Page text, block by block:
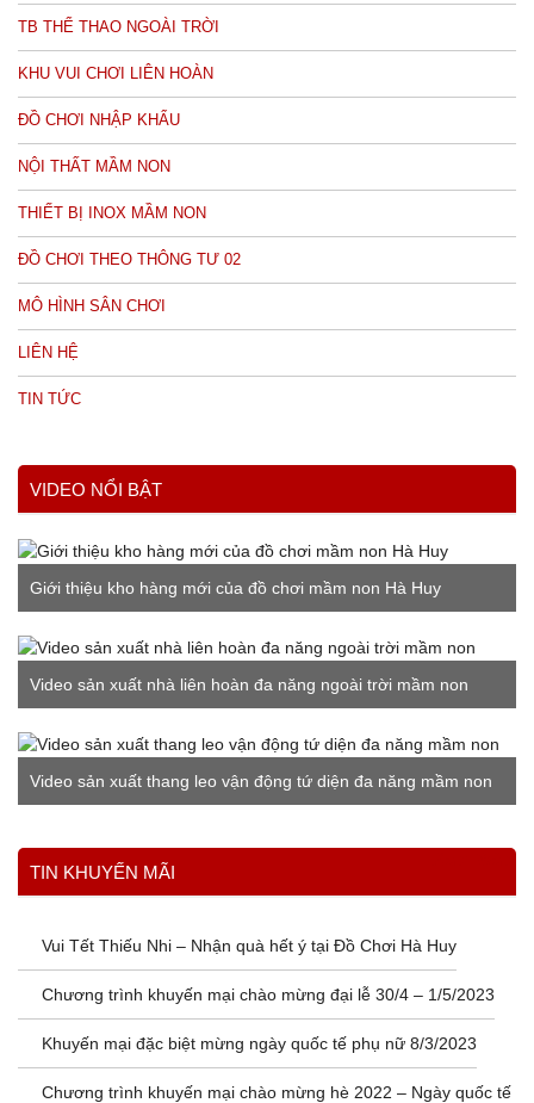
TB THỂ THAO NGOÀI TRỜI
KHU VUI CHƠI LIÊN HOÀN
ĐỒ CHƠI NHẬP KHẨU
NỘI THẤT MẦM NON
THIẾT BỊ INOX MẦM NON
ĐỒ CHƠI THEO THÔNG TƯ 02
MÔ HÌNH SÂN CHƠI
LIÊN HỆ
TIN TỨC
VIDEO NỔI BẬT
Giới thiệu kho hàng mới của đồ chơi mầm non Hà Huy
Video sản xuất nhà liên hoàn đa năng ngoài trời mầm non
Video sản xuất thang leo vận động tứ diện đa năng mầm non
Xem thêm
TIN KHUYẾN MÃI
Vui Tết Thiếu Nhi – Nhận quà hết ý tại Đồ Chơi Hà Huy
Chương trình khuyến mại chào mừng đại lễ 30/4 – 1/5/2023
Khuyến mại đặc biệt mừng ngày quốc tế phụ nữ 8/3/2023
Chương trình khuyến mại chào mừng hè 2022 – Ngày quốc tế